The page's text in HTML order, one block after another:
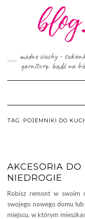
modne ciuchy -
garnitury. bądź na
TAG: POJEMNIKI DO
AKCESORIA
NIEDROGIE
Robisz remont w swoim
swojego nowego domu
miejscu, w którym